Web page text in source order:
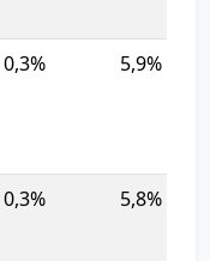
0,3% 5,9%
0,3% 5,8%